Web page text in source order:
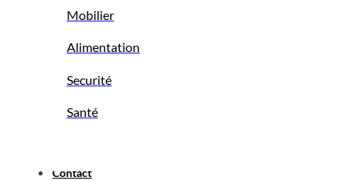
Mobilier
Alimentation
Securité
Santé
Contact